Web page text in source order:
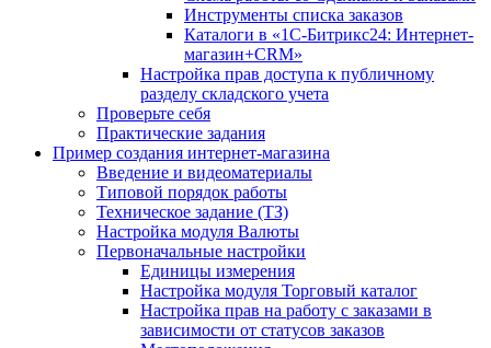
Инструменты списка заказов
Каталоги в «1С-Битрикс24: Интернет-
магазин+CRM»
Настройка прав доступа к публичному
разделу складского учета
Проверьте себя
Практические задания
Пример создания интернет-магазина
Введение и видеоматериалы
Типовой порядок работы
Техническое задание (ТЗ)
Настройка модуля Валюты
Первоначальные настройки
Единицы измерения
Настройка модуля Торговый каталог
Настройка прав на работу с заказами в
зависимости от статусов заказов